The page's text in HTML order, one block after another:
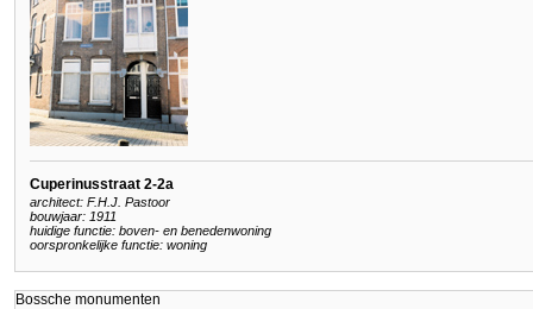
Cuperinusstraat 2-2a
architect: F.H.J. Pastoor
bouwjaar: 1911
huidige functie: boven- en benedenwoning
oorspronkelijke functie: woning
Bossche monumenten